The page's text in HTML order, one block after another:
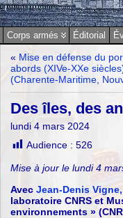
Corps armés Éditorial
« Mise en défense du
abords (XIVe-XXe
(Charente-Maritime,
Des îles, des
lundi 4 mars 2024
Audience : 526
Mise à jour le lundi 4
Avec Jean-Denis Vigne,
laboratoire CNRS et
environnements »